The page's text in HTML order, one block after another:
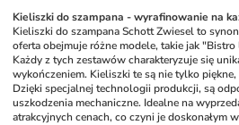
Kieliszki do szampana - wyrafinowanie na
Kieliszki do szampana Schott Zwiesel to
oferta obejmuje różne modele, takie jak
Każdy z tych zestawów charakteryzuje się
wykończeniem. Kieliszki te są nie tylko
Dzięki specjalnej technologii produkcji, są
uszkodzenia mechaniczne. Idealne na
atrakcyjnych cenach, co czyni je doskonałym